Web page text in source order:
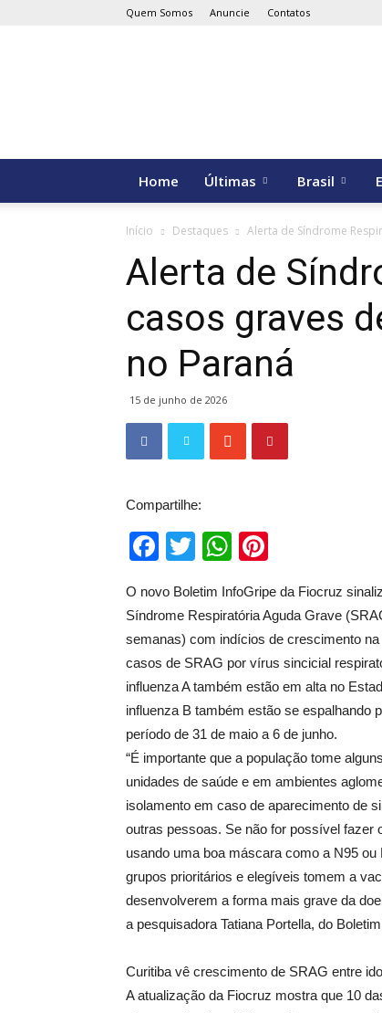
Quem Somos Anuncie Contatos
Home Últimas Brasil
Início Destaques Alerta de Síndrome
Alerta de
casos graves
no Paraná
15 de junho de 2026
Compartilhe:
Facebook
TwitterWhatsApp
O novo Boletim InfoGripe da Fiocruz
Síndrome Respiratória Aguda Grave
semanas) com indícios de crescimento
casos de SRAG por vírus sincicial
influenza A também estão em alta no
influenza B também estão se espalhando
período de 31 de maio a 6 de junho.
“É importante que a população tome
unidades de saúde e em ambientes
isolamento em caso de aparecimento de
outras pessoas. Se não for possível fazer
usando uma boa máscara como a N95
grupos prioritários e elegíveis tomem a
desenvolverem a forma mais grave da
a pesquisadora Tatiana Portella, do
Curitiba vê crescimento de SRAG entre
A atualização da Fiocruz mostra que 10